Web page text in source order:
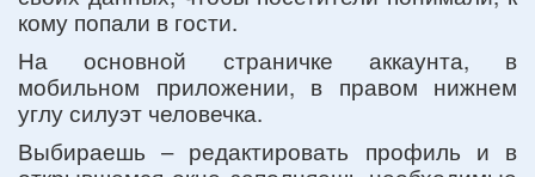
кому попали в гости.
На основной страничке аккаунта, в
мобильном приложении, в правом нижнем
углу силуэт человечка.
Выбираешь – редактировать профиль и в